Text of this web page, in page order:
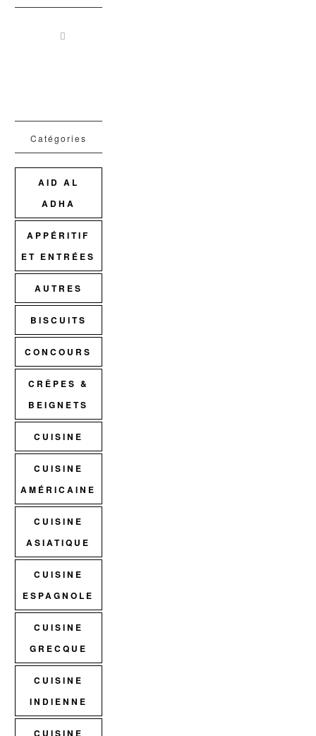
Catégories
AID AL
ADHA
APPÉRITIF
ET ENTRÉES
AUTRES
BISCUITS
CONCOURS
CRÊPES &
BEIGNETS
CUISINE
CUISINE
AMÉRICAINE
CUISINE
ASIATIQUE
CUISINE
ESPAGNOLE
CUISINE
GRECQUE
CUISINE
INDIENNE
CUISINE